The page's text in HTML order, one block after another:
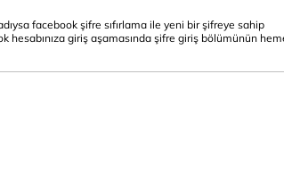
facebook şifre sıfırlama ile yeni bir şifreye sahip
giriş aşamasında şifre giriş bölümünün